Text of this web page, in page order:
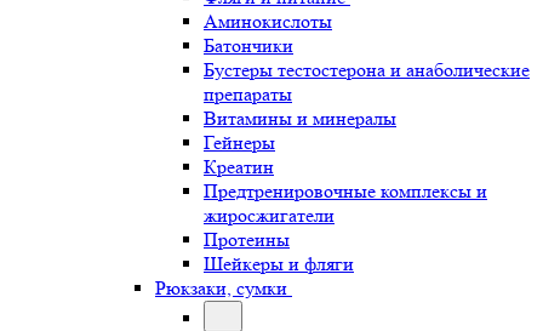
Аминокислоты
Батончики
Бустеры тестостерона и анаболические
препараты
Витамины и минералы
Гейнеры
Креатин
Предтренировочные комплексы и
жиросжигатели
Протеины
Шейкеры и фляги
Рюкзаки, сумки